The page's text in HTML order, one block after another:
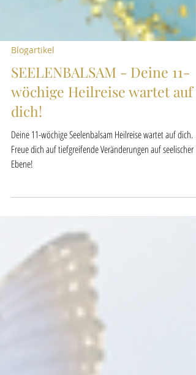
Blogartikel
SEELENBALSAM - Deine 11-
wöchige Heilreise wartet auf
dich!
Deine 11-wöchige Seelenbalsam Heilreise wartet auf dich.
Ebene!